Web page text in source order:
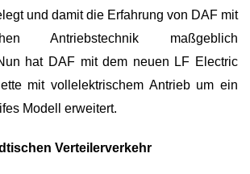
und damit die Erfahrung von DAF mit
Antriebstechnik maßgeblich
hat DAF mit dem neuen LF Electric
mit vollelektrischem Antrieb um ein
Modell erweitert.
Verteilerverkehr